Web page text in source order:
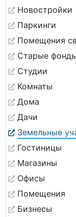
Новостройки
Паркинги
Помещения
Старые
Студии
Комнаты
Дома
Дачи
Земельные
Гостиницы
Магазины
Офисы
Помещения
Бизнесы